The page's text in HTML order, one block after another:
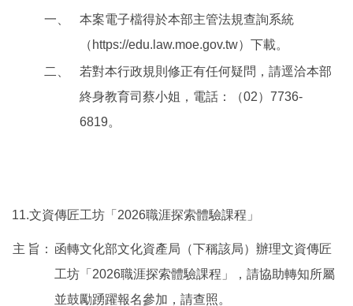
一、
本案電子檔得於本部主管法規查詢系統
（https://edu.law.moe.gov.tw）下載。
二、
若對本行政規則修正有任何疑問，請逕洽本部
終身教育司蔡小姐，電話：（02）7736-
6819。
11.文資傳匠工坊「2026職涯探索體驗課程」
主 旨： 函轉文化部文化資產局（下稱該局）辦理文資傳匠
工坊「2026職涯探索體驗課程」，請協助轉知所屬
並鼓勵踴躍報名參加，請查照。